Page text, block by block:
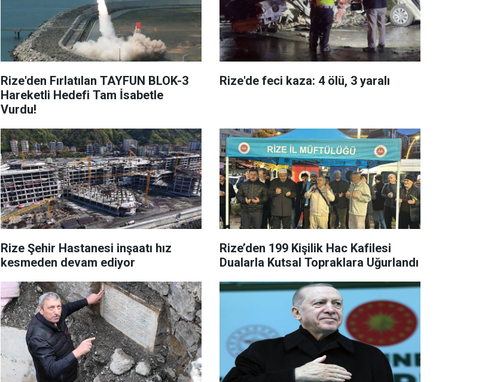
Rize'den Fırlatılan TAYFUN BLOK-3
Hareketli Hedefi Tam İsabetle
Vurdu!
Rize'de feci kaza: 4 ölü, 3 yaralı
Rize Şehir Hastanesi inşaatı hız
kesmeden devam ediyor
Rize’den 199 Kişilik Hac Kafilesi
Dualarla Kutsal Topraklara Uğurlandı